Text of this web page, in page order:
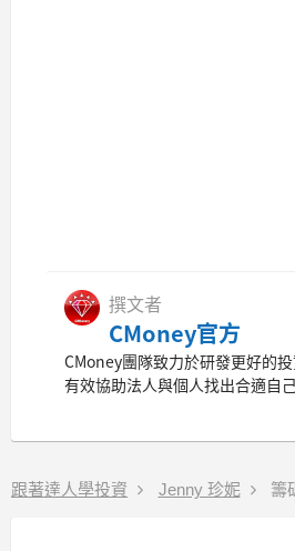
撰文者
CMoney官方
CMoney團隊致力於研發更好的
有效協助法人與個人找出合適自
跟著達人學投資 Jenny 珍妮 籌